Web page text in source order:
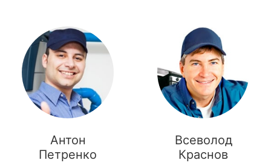
Антон
Петренко
Всеволод
Краснов